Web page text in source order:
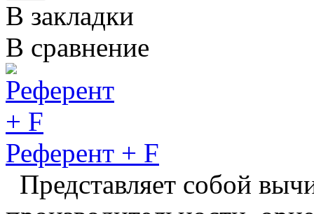
В закладки
В сравнение
Референт + F
Представляет собой